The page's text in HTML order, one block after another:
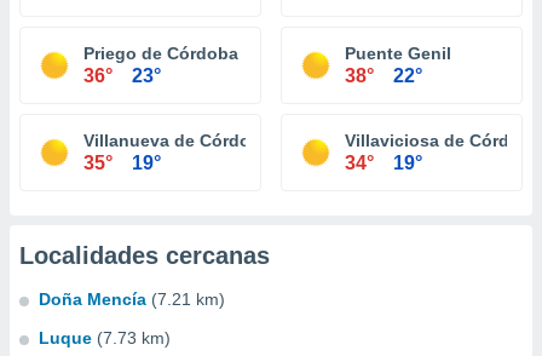
Priego de Córdoba
36° 23°
Puente Genil
38° 22°
Villanueva de Córdoba
35° 19°
Villaviciosa de Córdoba
34° 19°
Localidades cercanas
Doña Mencía (7.21 km)
Luque (7.73 km)